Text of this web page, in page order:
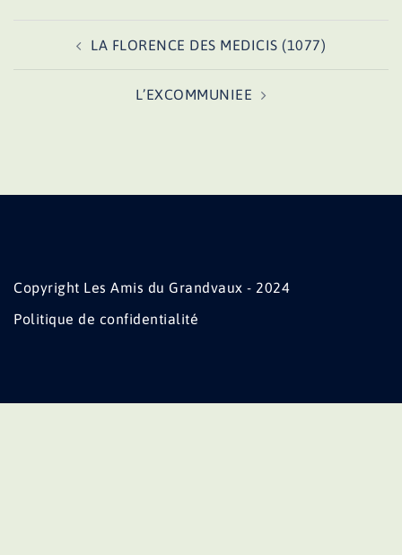
d’articleLA FLORENCE DES MEDICIS (1077)
L’EXCOMMUNIEE
Copyright Les Amis du Grandvaux - 2024
Politique de confidentialité